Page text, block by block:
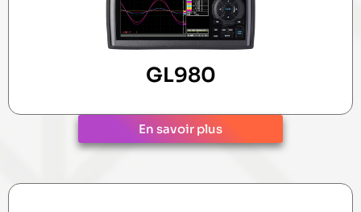
GL980
En savoir plus